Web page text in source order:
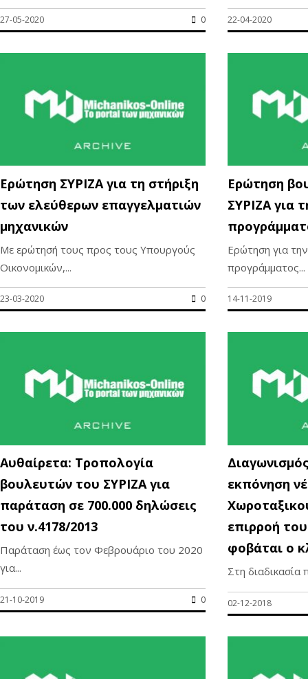
27-05-2020 0 22-04-2020
Ερώτηση ΣΥΡΙΖΑ για τη στήριξη
των ελεύθερων επαγγελματιών
μηχανικών
Με ερώτησή τους προς τους Υπουργούς
Οικονομικών,...
23-03-2020 0
Ερώτηση
ΣΥΡΙΖΑ για
Ερώτηση για
προγράμματος...
14-11-2019
Αυθαίρετα: Τροπολογία
βουλευτών του ΣΥΡΙΖΑ για
παράταση σε 700.000 δηλώσεις
του ν.4178/2013
Παράταση έως τον Φεβρουάριο του 2020
για...
21-10-2019 0
εκπόνηση
επιρροή
φοβάται ο
Στη διαδικασία
02-12-2018